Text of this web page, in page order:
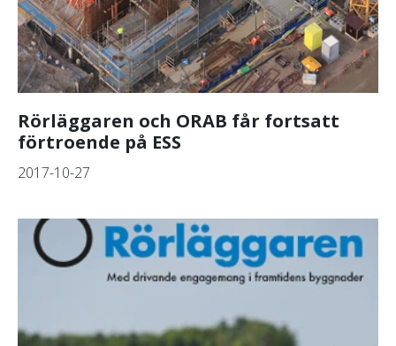
Rörläggaren och ORAB får fortsatt
förtroende på ESS
2017-10-27